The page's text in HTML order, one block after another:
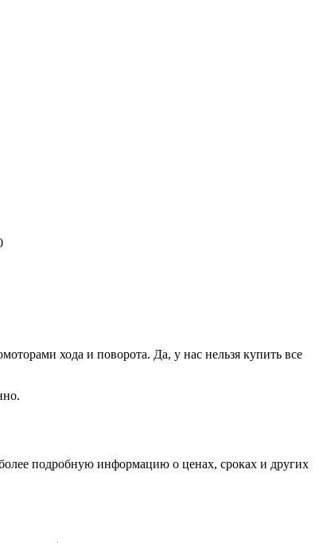
хода и поворота. Да, у нас нельзя купить все
подробную информацию о ценах, сроках и других